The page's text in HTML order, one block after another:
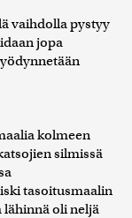
vaihdolla pystyy
jopa
kolmeen
silmissä
tasoitusmaalin
lähinnä oli neljä